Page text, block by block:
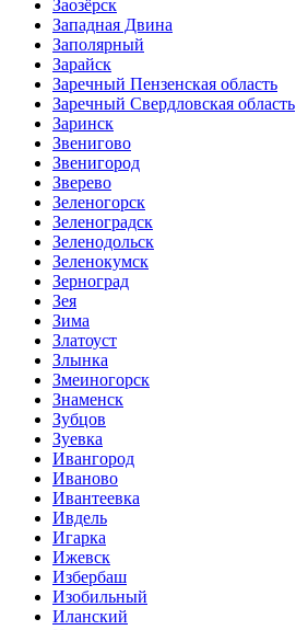
Заозёрск
Западная Двина
Заполярный
Зарайск
Заречный Пензенская область
Заречный Свердловская область
Заринск
Звенигово
Звенигород
Зверево
Зеленогорск
Зеленоградск
Зеленодольск
Зеленокумск
Зерноград
Зея
Зима
Златоуст
Злынка
Змеиногорск
Знаменск
Зубцов
Зуевка
Ивангород
Иваново
Ивантеевка
Ивдель
Игарка
Ижевск
Избербаш
Изобильный
Иланский